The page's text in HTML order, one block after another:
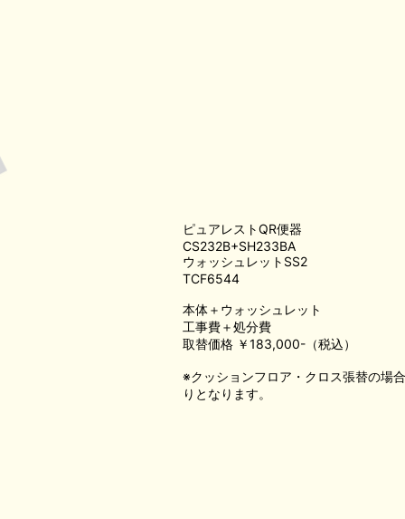
※クッションフロア・クロス張替の場
りとなります。
ピュアレストQR便器
CS232B+SH233BA
ウォッシュレットSS2
TCF6544
本体＋ウォッシュレット
工事費＋処分費
取替価格 ￥183,000-（税込）